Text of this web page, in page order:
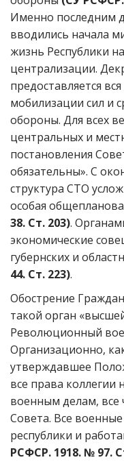
Именно последним
вводились начала
жизнь Республики
централизации.
предоставляется
мобилизации сил и
обороны. Для всех
центральных и
постановления
обязательны». С
структура СТО
особая
38. Ст. 203).
экономические
губернских и
44. Ст. 223).
Обострение
такой орган
Революционный
Организационно,
утверждавшее
все права коллегии
военным делам, все
Совета. Все
республики и
РСФСР. 1918. № 97.